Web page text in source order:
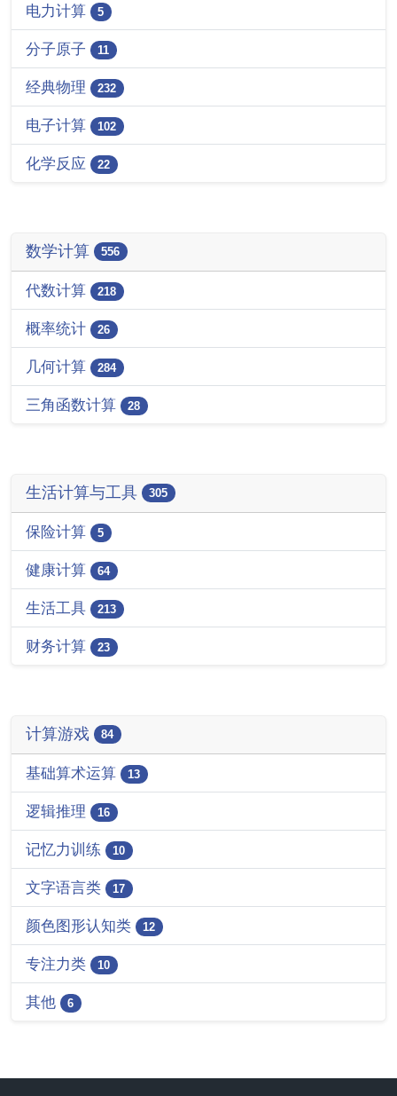
电力计算 5
分子原子 11
经典物理 232
电子计算 102
化学反应 22
数学计算 556
代数计算 218
概率统计 26
几何计算 284
三角函数计算 28
生活计算与工具 305
保险计算 5
健康计算 64
生活工具 213
财务计算 23
计算游戏 84
基础算术运算 13
逻辑推理 16
记忆力训练 10
文字语言类 17
颜色图形认知类 12
专注力类 10
其他 6